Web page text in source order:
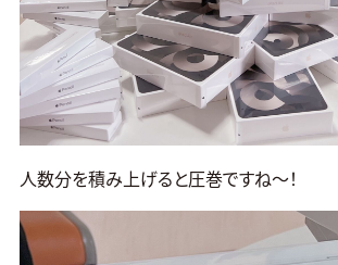
人数分を積み上げると圧巻ですね～！